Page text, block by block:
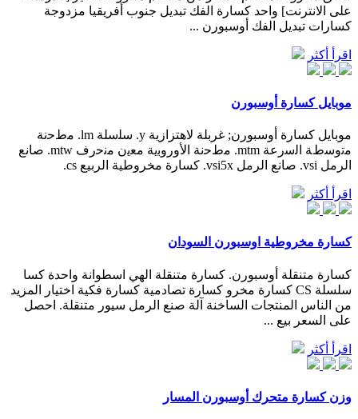
على الانترنت] واحد كسارة الفك تبديل جنوب أفريقيا مزدوجة
كسارات تبديل الفك أوسبورن ...
اقرأ أكثر
موبايل كسارة أوسبورن
موبايل كسارة أوسبورن; غربلة لاهتزازية y. ﺳﻠﺳﻠﺔ lm. ﻣطﺣﻧﺔ
ﻣﺗوﺳطﺔ اﻟﺳرﻋﺔ mtm. ﻣطﺣﻧﺔ اﻷوروﺑﯾﺔ ﻣﻌﯾن ﻣﻧﺣرف mtw. صانع
الرمل vsi. صانع الرمل vsi5x. كسارة مخروطية الربيع cs.
اقرأ أكثر
كسارة مخروطية اوسبورن السودان
كسارة متنقلة أوسبورن. كسارة متنقلة الهي اسطوانة واحدة كسا
سلسلة CS كسارة مخرو كسارة تصادمية كسارة فكية اختيار المزيد
من الناس المنتجات الساخنة آلة صنع الرمل سيور متنقلة. احصل
على السعر بيع ...
اقرأ أكثر
وزن كسارة متحرك أوسبورن المسار